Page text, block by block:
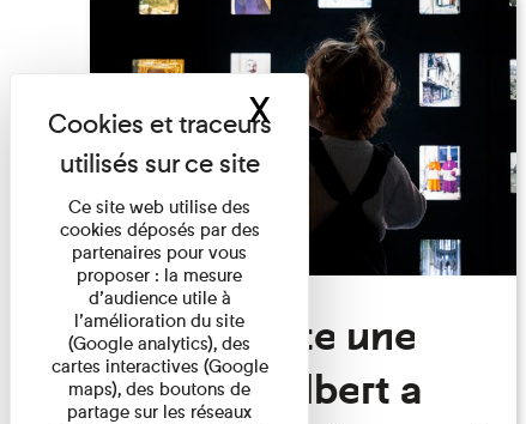
Visite Toute une
histoire: Albert a
Ce site web utilise des
cookies déposés par des
partenaires pour vous
proposer : la mesure
d’audience utile à
l’amélioration du site
(Google analytics), des
cartes interactives (Google
maps), des boutons de
partage sur les réseaux
XMasquer le